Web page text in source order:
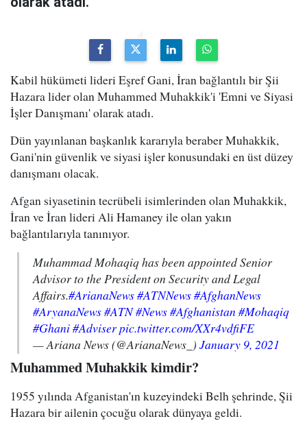
Kabil hükümeti lideri Eşref Gani, İran bağlantılı bir Şii
Hazara lider olan Muhammed Muhakkik'i 'Emni ve Siyasi
İşler Danışmanı' olarak atadı.
Dün yayınlanan başkanlık kararıyla beraber Muhakkik,
Gani'nin güvenlik ve siyasi işler konusundaki en üst düzey
danışmanı olacak.
Afgan siyasetinin tecrübeli isimlerinden olan Muhakkik,
İran ve İran lideri Ali Hamaney ile olan yakın
bağlantılarıyla tanınıyor.
Muhammad Mohaqiq has been appointed Senior
Advisor to the President on Security and Legal
Affairs.#ArianaNews#ATNNews#AfghanNews
#AryanaNews#ATN#News#Afghanistan #Mohaqiq
#Ghani#Adviserpic.twitter.com/XXr4vdfiFE
— Ariana News (@ArianaNews_) January 9, 2021
Muhammed Muhakkik kimdir?
1955 yılında Afganistan'ın kuzeyindeki Belh şehrinde, Şii
Hazara bir ailenin çocuğu olarak dünyaya geldi.